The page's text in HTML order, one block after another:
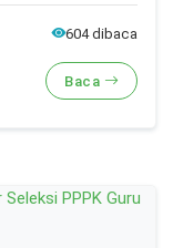
604 dibaca
Baca